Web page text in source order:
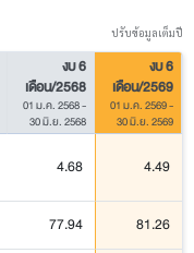
ปรับข้อมูลเต็มปี
งบ 6
เดือน/2568
01 ม.ค. 2568-
30 มิ.ย. 2568
งบ 6
เดือน/2569
01 ม.ค. 2569-
30 มิ.ย. 2569
4.68 4.49
77.94 81.26